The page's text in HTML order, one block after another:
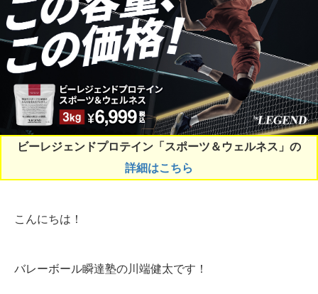
ビーレジェンドプロテイン「スポーツ＆ウェルネス」の
詳細はこちら
こんにちは！
バレーボール瞬達塾の川端健太です！